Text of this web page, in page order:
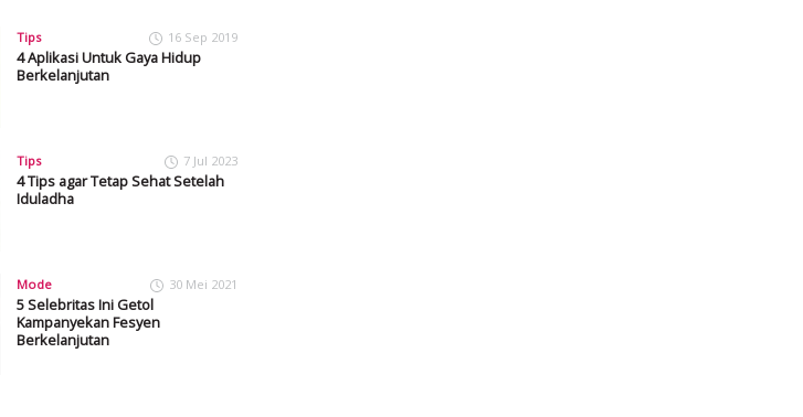
Tips 16 Sep 2019
4 Aplikasi Untuk Gaya Hidup
Berkelanjutan
Tips 7 Jul 2023
4 Tips agar Tetap Sehat Setelah
Iduladha
Mode 30 Mei 2021
5 Selebritas Ini Getol
Kampanyekan Fesyen
Berkelanjutan